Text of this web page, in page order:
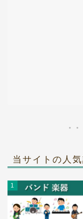
当サイトの人
1